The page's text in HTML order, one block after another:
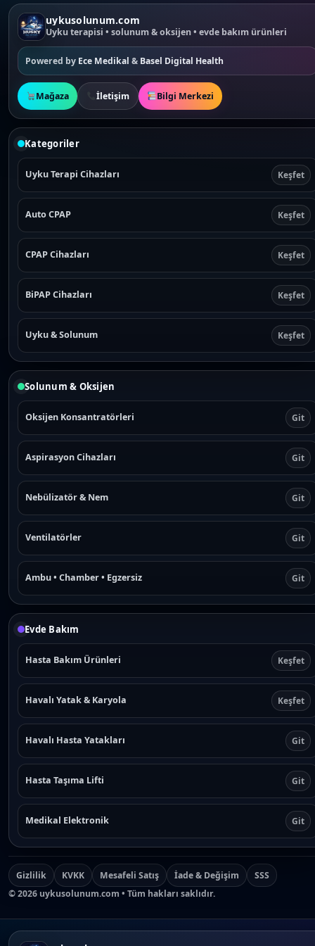
uykusolunum.com
Uyku terapisi • solunum & oksijen • evde bakım ürünleri
Powered by Ece Medikal & Basel Digital Health
Mağaza İletişim Bilgi Merkezi
Kategoriler
Uyku Terapi Cihazları Keşfet
Auto CPAP Keşfet
CPAP Cihazları Keşfet
BiPAP Cihazları Keşfet
Uyku & Solunum Keşfet
Solunum & Oksijen
Oksijen Konsantratörleri Git
Aspirasyon Cihazları Git
Nebülizatör & Nem Git
Ventilatörler Git
Ambu • Chamber • Egzersiz Git
Evde Bakım
Hasta Bakım Ürünleri Keşfet
Havalı Yatak & Karyola Keşfet
Havalı Hasta Yatakları Git
Hasta Taşıma Lifti Git
Medikal Elektronik Git
Gizlilik KVKK Mesafeli Satış İade & Değişim
SSS
©2026 uykusolunum.com • Tüm hakları saklıdır.